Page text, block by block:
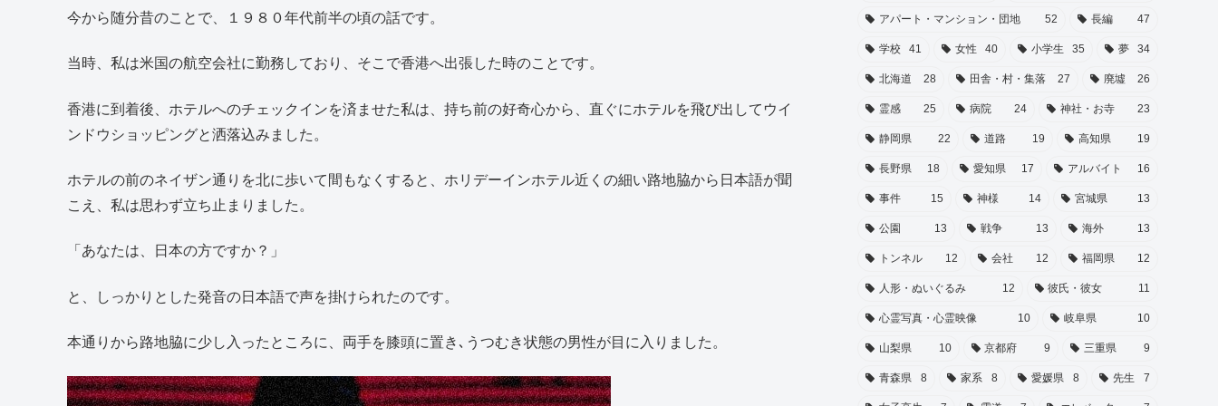
今から随分昔のことで、１９８０年代前半の頃の話です。
当時、私は米国の航空会社に勤務しており、そこで香港へ出張した時のことです。
香港に到着後、ホテルへのチェックインを済ませた私は、持ち前の好奇心から、直ぐにホテルを飛び出してウイ
ンドウショッピングと洒落込みました。
ホテルの前のネイザン通りを北に歩いて間もなくすると、ホリデーインホテル近くの細い路地脇から日本語が聞
こえ、私は思わず立ち止まりました。
「あなたは、日本の方ですか？」
と、しっかりとした発音の日本語で声を掛けられたのです。
本通りから路地脇に少し入ったところに、両手を膝頭に置き､うつむき状態の男性が目に入りました。
アパート・マンション・団地 52 長編 47
学校 41 女性 40 小学生 35 夢 34
北海道 28 田舎・村・集落 27 廃墟 26
霊感 25 病院 24 神社・お寺 23
静岡県 22 道路 19 高知県 19
長野県 18 愛知県 17 アルバイト 16
事件 15 神様 14 宮城県 13
公園 13 戦争 13 海外 13
トンネル 12 会社 12 福岡県 12
人形・ぬいぐるみ 12 彼氏・彼女 11
心霊写真・心霊映像 10 岐阜県 10
山梨県 10 京都府 9 三重県 9
青森県 8 家系 8 愛媛県 8 先生 7